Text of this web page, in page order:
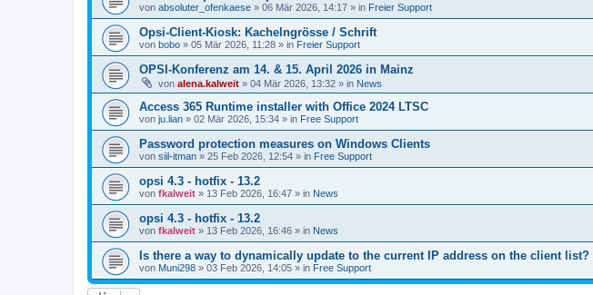
von absoluter_ofenkaese » 06 Mär 2026, 14:17 » in Freier Support
Opsi-Client-Kiosk: Kachelngrösse / Schrift
von bobo » 05 Mär 2026, 11:28 » in Freier Support
OPSI-Konferenz am 14. & 15. April 2026 in Mainz
von alena.kalweit » 04 Mär 2026, 13:32 » in News
Access 365 Runtime installer with Office 2024 LTSC
von ju.lian » 02 Mär 2026, 15:34 » in Free Support
Password protection measures on Windows Clients
von siil-itman » 25 Feb 2026, 12:54 » in Free Support
opsi 4.3 - hotfix - 13.2
von fkalweit » 13 Feb 2026, 16:47 » in News
opsi 4.3 - hotfix - 13.2
von fkalweit » 13 Feb 2026, 16:46 » in News
Is there a way to dynamically update to the current IP address on the client list?
von Muni298 » 03 Feb 2026, 14:05 » in Free Support